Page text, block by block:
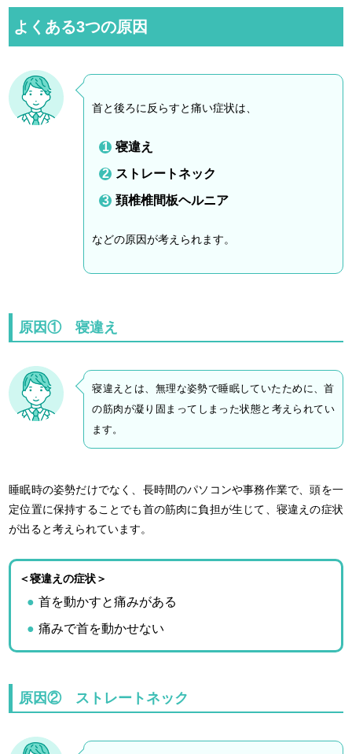
よくある3つの原因
首と後ろに反らすと痛い症状は、
寝違え
ストレートネック
頚椎椎間板ヘルニア
などの原因が考えられます。
原因① 寝違え
寝違えとは、無理な姿勢で睡眠していたために、首
の筋肉が凝り固まってしまった状態と考えられてい
ます。
睡眠時の姿勢だけでなく、長時間のパソコンや事務作業で、頭を一
定位置に保持することでも首の筋肉に負担が生じて、寝違えの症状
が出ると考えられています。
＜寝違えの症状＞
首を動かすと痛みがある
痛みで首を動かせない
原因② ストレートネック